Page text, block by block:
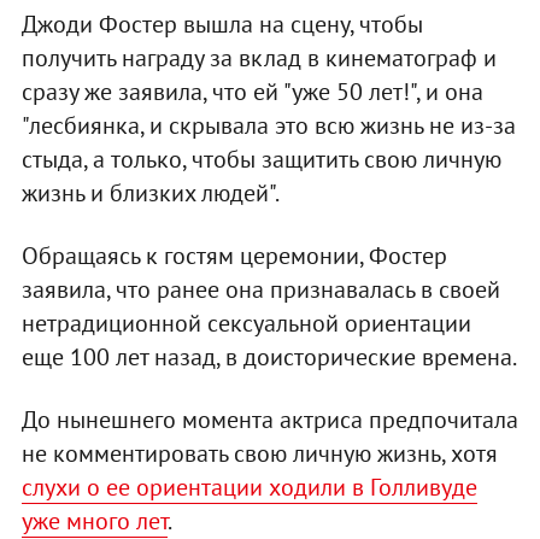
Джоди Фостер вышла на сцену, чтобы
получить награду за вклад в кинематограф и
сразу же заявила, что ей "уже 50 лет!", и она
"лесбиянка, и скрывала это всю жизнь не из-за
стыда, а только, чтобы защитить свою личную
жизнь и близких людей".
Обращаясь к гостям церемонии, Фостер
заявила, что ранее она признавалась в своей
нетрадиционной сексуальной ориентации
еще 100 лет назад, в доисторические времена.
До нынешнего момента актриса предпочитала
не комментировать свою личную жизнь, хотя
слухи о ее ориентации ходили в Голливуде
уже много лет.